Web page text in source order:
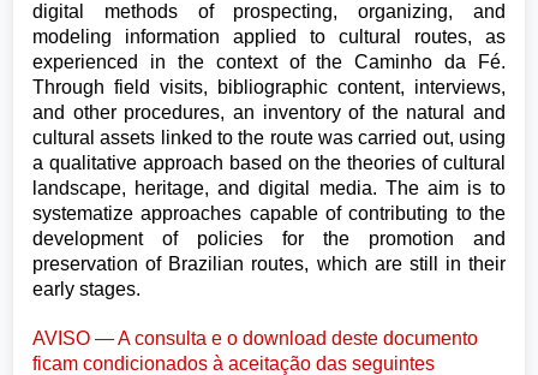
digital methods of prospecting, organizing, and
modeling information applied to cultural routes, as
experienced in the context of the Caminho da Fé.
Through field visits, bibliographic content, interviews,
and other procedures, an inventory of the natural and
cultural assets linked to the route was carried out, using
a qualitative approach based on the theories of cultural
landscape, heritage, and digital media. The aim is to
systematize approaches capable of contributing to the
development of policies for the promotion and
preservation of Brazilian routes, which are still in their
early stages.
AVISO — A consulta e o download deste documento
ficam condicionados à aceitação das seguintes